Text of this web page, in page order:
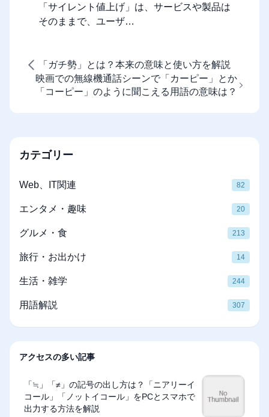
「サイレント値上げ」は、サービスや製品は
そのままで、ユーザ…
「ガチ勢」とは？本来の意味と使い方を解説
映画での無線機通話シーンで「カーピー」とか
「コーピー」のように聞こえる用語の意味は？
カテゴリー
Web、IT関連 82
エンタメ・趣味 20
グルメ・食 213
旅行・お出かけ 14
生活・雑学 244
用語解説 307
アクセスの多い記事
「≒」「≠」の記号の出し方は？「ニアリーイ
コール」「ノットイコール」をPCとスマホで
出力する方法を解説